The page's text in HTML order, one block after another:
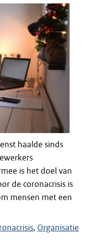
haalde sinds
is het doel van
de coronacrisis is
mensen met een
Organisatie